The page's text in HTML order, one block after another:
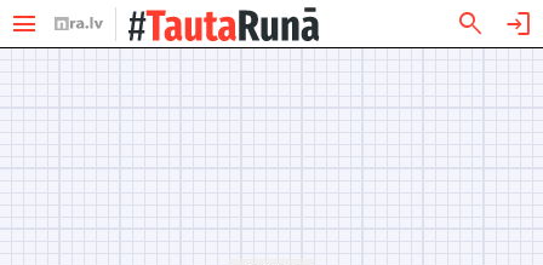
menu search login